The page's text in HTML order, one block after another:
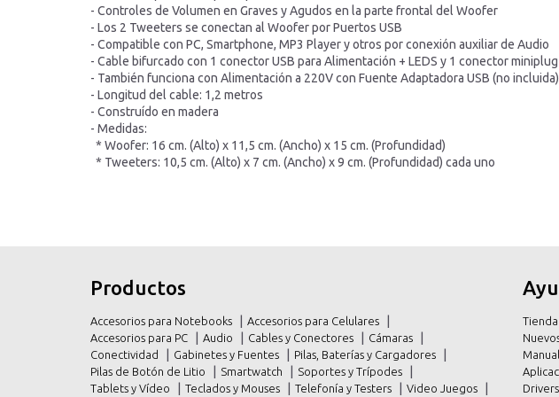
- Controles de Volumen en Graves y Agudos en la parte frontal del Woofer
- Los 2 Tweeters se conectan al Woofer por Puertos USB
- Compatible con PC, Smartphone, MP3 Player y otros por conexión auxiliar de Audio
- Cable bifurcado con 1 conector USB para Alimentación + LEDS y 1 conector
- También funciona con Alimentación a 220V con Fuente Adaptadora USB (no incluida)
- Longitud del cable: 1,2 metros
- Construído en madera
- Medidas:
* Woofer: 16 cm. (Alto) x 11,5 cm. (Ancho) x 15 cm. (Profundidad)
* Tweeters: 10,5 cm. (Alto) x 7 cm. (Ancho) x 9 cm. (Profundidad) cada uno
productos
promociones
contacto
promociones
contacto
Productos
Accesorios para Notebooks
Accesorios para Celulares
Accesorios para PC
Audio Cables y Conectores
Cámaras
Conectividad
Gabinetes y Fuentes
Pilas, Baterías y Cargadores
Pilas de Botón de Litio
Smartwatch
Soportes y Trípodes
Tablets y Vídeo
Teclados y Mouses Telefonía y Testers Video Juegos
Tienda
Drivers